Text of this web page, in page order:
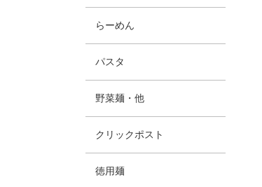
らーめん
パスタ
野菜麺・他
クリックポスト
徳用麺